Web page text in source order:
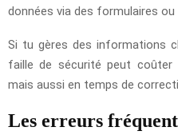
données via des formulaires ou
Si tu gères des informations
faille de sécurité peut coûter
mais aussi en temps de
Les erreurs